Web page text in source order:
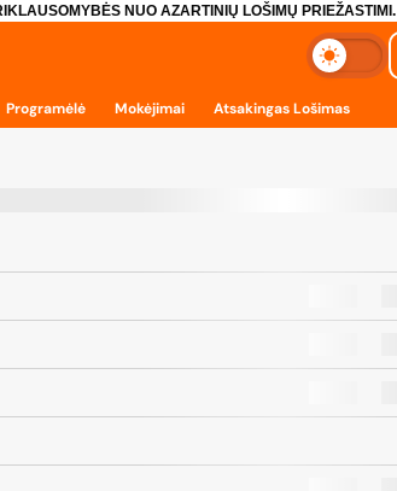
NUO AZARTINIŲ LOŠIMŲ PRIEŽASTIMI.
Programėlė Mokėjimai Atsakingas Lošimas